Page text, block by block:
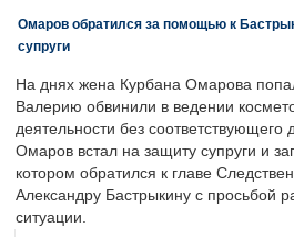
Омаров обратился за помощью к
супруги
На днях жена Курбана Омарова
Валерию обвинили в ведении
деятельности без соответствующего
Омаров встал на защиту супруги и
котором обратился к главе
Александру Бастрыкину с просьбой
ситуации.